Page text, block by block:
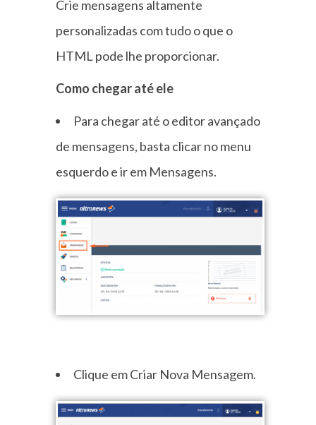
Crie mensagens altamente
personalizadas com tudo o que o
HTML pode lhe proporcionar.
Como chegar até ele
Para chegar até o editor avançado
de mensagens, basta clicar no menu
esquerdo e ir em Mensagens.
Clique em Criar Nova Mensagem.